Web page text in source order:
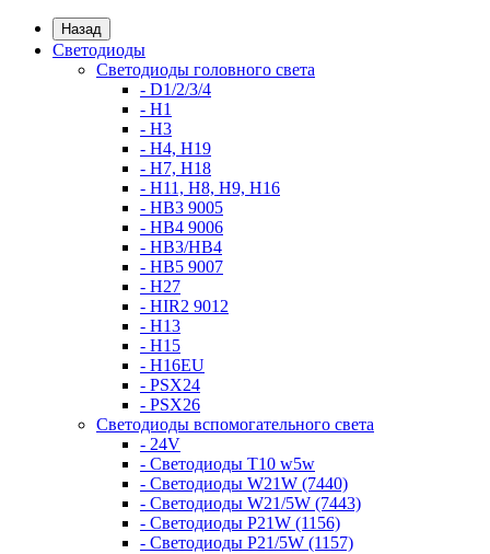
Назад
Светодиоды
Светодиоды головного света
- D1/2/3/4
- H1
- H3
- H4, H19
- H7, H18
- H11, H8, H9, H16
- HB3 9005
- HB4 9006
- HB3/HB4
- HB5 9007
- H27
- HIR2 9012
- H13
- H15
- H16EU
- PSX24
- PSX26
Светодиоды вспомогательного света
- 24V
- Светодиоды T10 w5w
- Светодиоды W21W (7440)
- Светодиоды W21/5W (7443)
- Светодиоды P21W (1156)
- Светодиоды P21/5W (1157)